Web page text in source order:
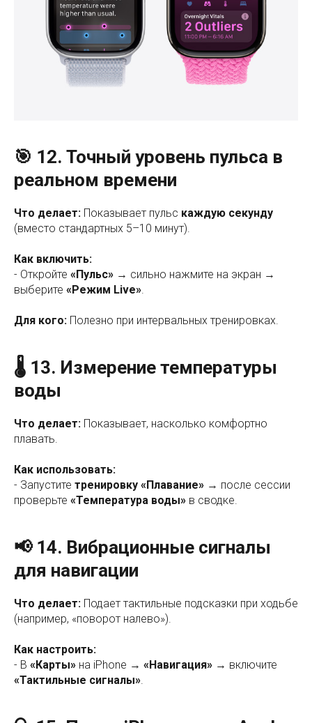
🎯 12. Точный уровень пульса в
реальном времени
Что делает: Показывает пульс каждую секунду
(вместо стандартных 5–10 минут).
Как включить:
- Откройте «Пульс» → сильно нажмите на экран →
выберите «Режим Live»
Для кого: Полезно при интервальных тренировках.
🌡️ 13. Измерение температуры
воды
Что делает: Показывает, насколько комфортно
плавать.
Как использовать:
- Запустите тренировку «Плавание» → после сессии
проверьте «Температура воды» в сводке.
📢 14. Вибрационные сигналы
для навигации
Что делает: Подает тактильные подсказки при ходьбе
(например, «поворот налево»).
Как настроить:
- В «Карты» на iPhone → «Навигация» → включите
«Тактильные сигналы»